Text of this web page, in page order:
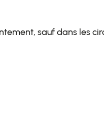
sauf dans les